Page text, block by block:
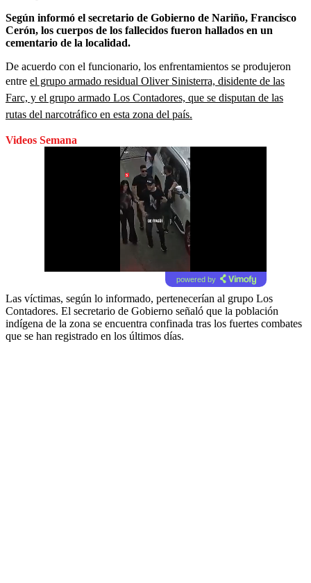
Según informó el secretario de Gobierno de Nariño, Francisco
Cerón, los cuerpos de los fallecidos fueron hallados en un
cementario de la localidad.
De acuerdo con el funcionario, los enfrentamientos se produjeron
entre el grupo armado residual Oliver Sinisterra, disidente de las
Farc, y el grupo armado Los Contadores, que se disputan de las
rutas del narcotráfico en esta zona del país.
Videos Semana
powered by
Las víctimas, según lo informado, pertenecerían al grupo Los
Contadores. El secretario de Gobierno señaló que la población
indígena de la zona se encuentra confinada tras los fuertes combates
que se han registrado en los últimos días.